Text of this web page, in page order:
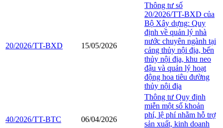
20/2026/TT-BXD 15/05/2026
Thông tư số
20/2026/TT-BXD của
Bộ Xây dựng: Quy
định về quản lý nhà
nước chuyên ngành tại
cảng thủy nội địa, bến
thủy nội địa, khu neo
đậu và quản lý hoạt
động hoa tiêu đường
thủy nội địa
40/2026/TT-BTC 06/04/2026
Thông tư Quy định
miễn một số khoản
phí, lệ phí nhằm hỗ trợ
sản xuất, kinh doanh